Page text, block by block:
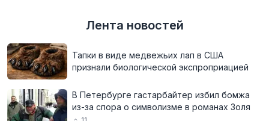
Лента новостей
Тапки в виде медвежьих лап в США
признали биологической экспроприацией
В Петербурге гастарбайтер избил бомжа
из-за спора о символизме в романах Золя